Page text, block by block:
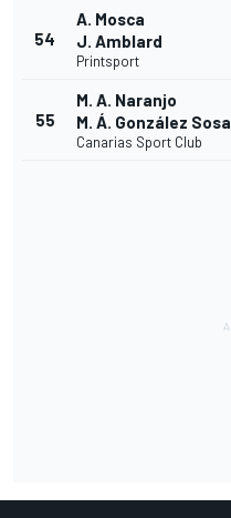
54
A. Mosca
J. Amblard
Printsport
55
M. A. Naranjo
M. Á. González Sosa
Canarias Sport Club